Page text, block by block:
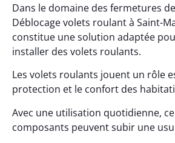
Dans le domaine des fermetures
Déblocage volets roulant à Saint-
constitue une solution adaptée
installer des volets roulants.
Les volets roulants jouent un rôle
protection et le confort des
Avec une utilisation quotidienne,
composants peuvent subir une